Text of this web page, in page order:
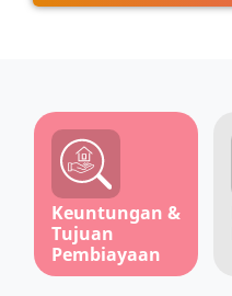
Keuntungan &
Tujuan
Pembiayaan